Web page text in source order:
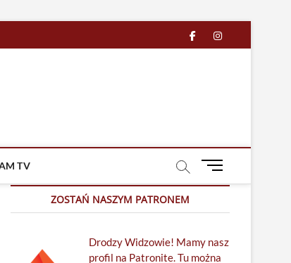
facebook
in
TV
M
u
u
t
ZOSTAŃ NASZYM PATRONEM
Drodzy Widzowie! Mamy nasz
profil na Patronite. Tu można